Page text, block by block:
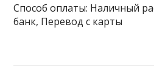
Способ оплаты: Наличный
банк, Перевод с карты